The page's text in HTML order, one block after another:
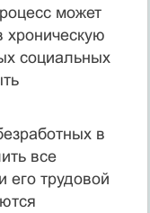
может
хроническую
социальных
в
все
его трудовой